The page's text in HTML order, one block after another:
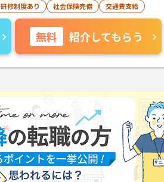
研修制度あり 社会保険完備 交通費支給
無料 紹介してもらう